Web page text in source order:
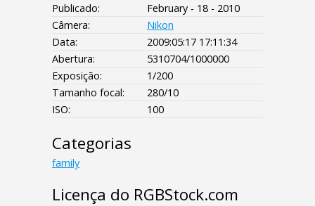
Publicado:
February - 18 - 2010
Câmera:
Nikon
Data:
2009:05:17 17:11:34
Abertura:
5310704/1000000
Exposição:
1/200
Tamanho focal:
280/10
ISO:
100
Categorias
family
Licença do RGBStock.com